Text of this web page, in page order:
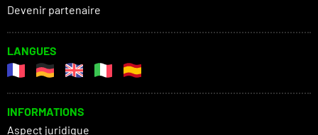
Devenir partenaire
LANGUES
INFORMATIONS
Aspect juridique